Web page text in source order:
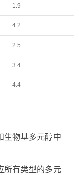
1.9
4.2
2.5
3.4
4.4
生物基多元醇中
所有类型的多元